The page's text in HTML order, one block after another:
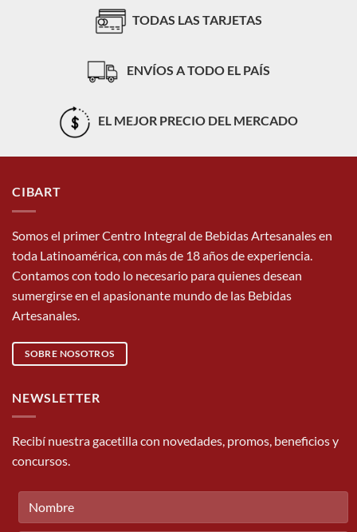
TODAS LAS TARJETAS
ENVÍOS A TODO EL PAÍS
EL MEJOR PRECIO DEL MERCADO
CIBART
Somos el primer Centro Integral de Bebidas Artesanales en
toda Latinoamérica, con más de 18 años de experiencia.
Contamos con todo lo necesario para quienes desean
sumergirse en el apasionante mundo de las Bebidas
Artesanales.
SOBRE NOSOTROS
NEWSLETTER
Recibí nuestra gacetilla con novedades, promos, beneficios y
concursos.